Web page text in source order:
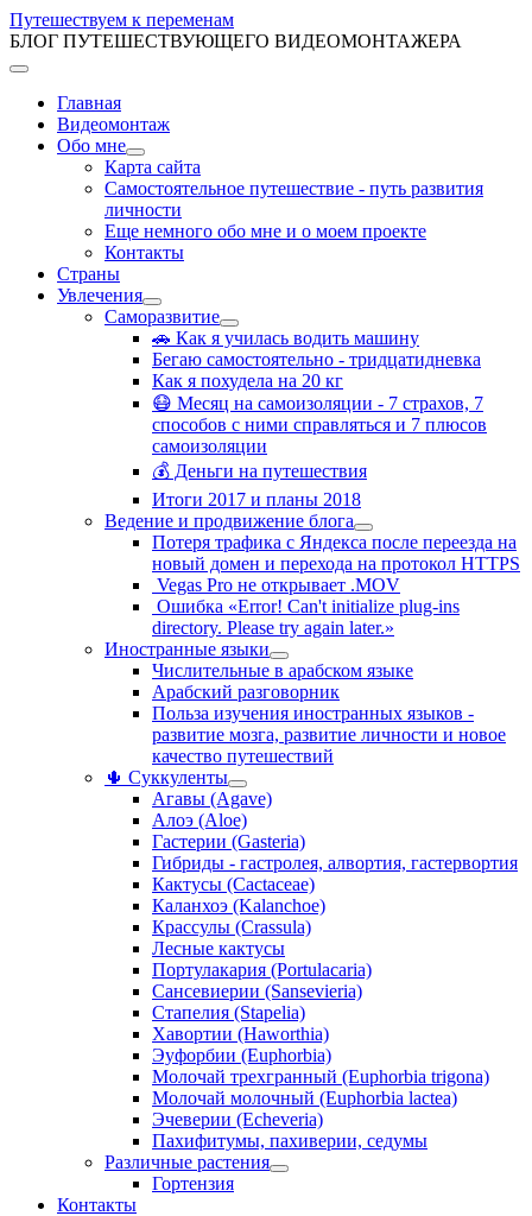
Путешествуем к переменам
БЛОГ ПУТЕШЕСТВУЮЩЕГО ВИДЕОМОНТАЖЕРА
Главная
Видеомонтаж
Обо мне
Карта сайта
Самостоятельное путешествие - путь развития
личности
Еще немного обо мне и о моем проекте
Контакты
Страны
Увлечения
Саморазвитие
🚗 Как я училась водить машину
Бегаю самостоятельно - тридцатидневка
Как я похудела на 20 кг
😷 Месяц на самоизоляции - 7 страхов, 7
способов с ними справляться и 7 плюсов
самоизоляции
💰 Деньги на путешествия
Итоги 2017 и планы 2018
Ведение и продвижение блога
Потеря трафика с Яндекса после переезда на
новый домен и перехода на протокол HTTPS
Vegas Pro не открывает .MOV
Ошибка «Error! Can't initialize plug-ins
directory. Please try again later.»
Иностранные языки
Числительные в арабском языке
Арабский разговорник
Польза изучения иностранных языков -
развитие мозга, развитие личности и новое
качество путешествий
🌵 Суккуленты
Агавы (Agave)
Алоэ (Aloe)
Гастерии (Gasteria)
Гибриды - гастролея, алвортия, гастервортия
Кактусы (Cactaceae)
Каланхоэ (Kalanchoe)
Крассулы (Crassula)
Лесные кактусы
Портулакария (Portulacaria)
Сансевиерии (Sansevieria)
Стапелия (Stapelia)
Хавортии (Haworthia)
Эуфорбии (Euphorbia)
Молочай трехгранный (Euphorbia trigona)
Молочай молочный (Euphorbia lactea)
Эчеверии (Echeveria)
Пахифитумы, пахиверии, седумы
Различные растения
Гортензия
Контакты